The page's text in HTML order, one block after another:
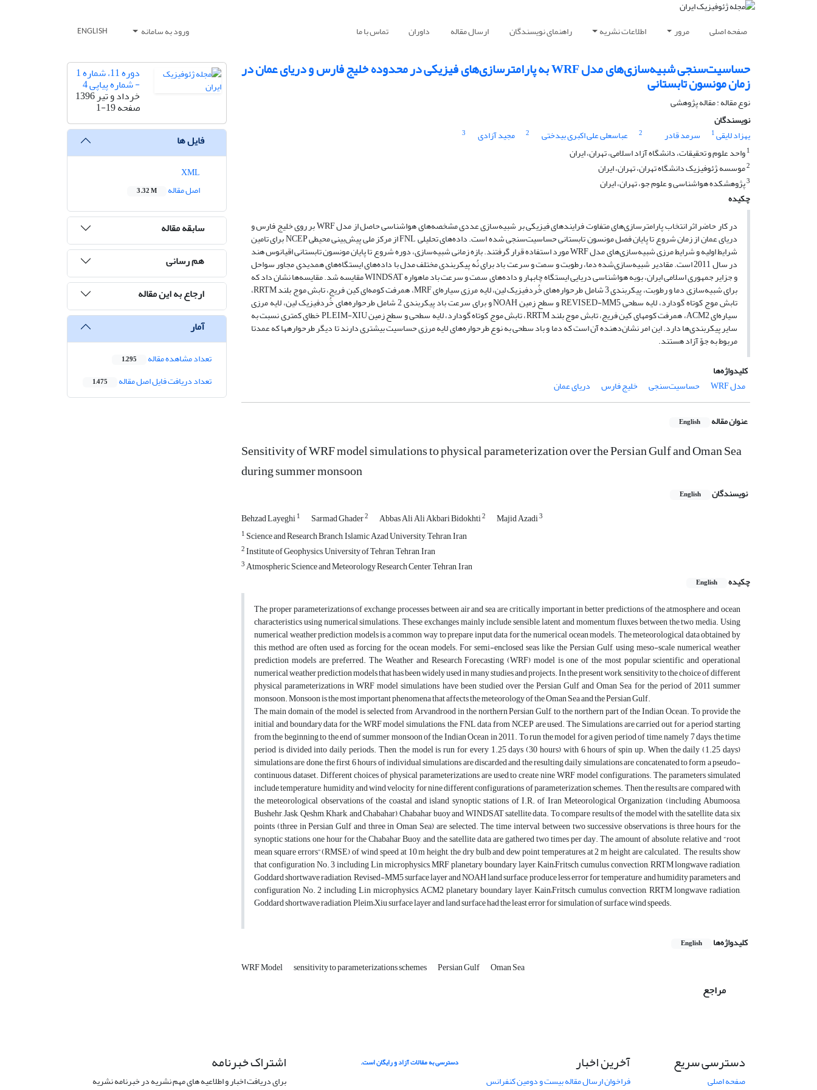
صفحه اصلی مرور اطلاعات نشریه راهنمای نویسندگان ارسال مقاله داوران تماس با ما ورود به سامانه ENGLISH
حساسیت‌سنجی شبیه‌سازی‌های مدل WRF به پارامترسازی‌های فیزیکی در محدوده خلیج فارس و دریای عمان در
زمان مونسون تابستانی
نوع مقاله : مقاله پژوهشی‌
نویسندگان
یهزاد لایقی1 سرمد قادر 2 عباسعلی علی اکبری بیدختی 2 مجید آزادی
3
1واحد علوم و تحقیقات، دانشگاه آزاد اسلامی، تهران، ایران
2موسسه ‍ژئوفیزیک دانشگاه تهران، تهران، ایران
3پژوهشکده هواشناسی و علوم جو، تهران، ایران
چکیده
در کار حاضر اثر انتخاب پارامترسازی‌های متفاوت فرایندهای فیزیکی بر شبیه‌سازی عددی مشخصه‌های هواشناسی حاصل از مدل WRF بر روی خلیج فارس و
دریای عمان از زمان شروع تا پایان فصل مونسون تابستانی حساسیت‌سنجی شده‌ است. داده‌های تحلیلی FNL از مرکز ملی پیش‌بینی محیطی NCEP برای تامین
شرایط اولیه و شرایط مرزی شبیه‌سازی‌های مدل WRF مورد استفاده قرار گرفتند. بازه زمانی شبیه‌سازی، دوره شروع تا پایان مونسون تابستانی اقیانوس هند
در سال 2011 است. مقادیر شبیه‌سازی‌شده دما، رطوبت و سمت و سرعت باد برای نُه پیکر‌بندی مختلف مدل با داده‌های ایستگاه‌های همدیدی مجاور سواحل
و جزایر جمهوری اسلامی ایران، بویه هواشناسی دریایی ایستگاه چابهار و داده‌های سمت و سرعت باد ماهواره WINDSAT مقایسه شد. مقایسه‌ها نشان داد که
برای شبیه‌سازی دما و رطوبت، پیکربندی 3 شامل طرحواره‌های خُردفیزیک لین، لایه مرزی سیاره‌ای MRF، همرفت کومه‌ای کین فریج، تابش موج بلند RRTM،
تابش موج کوتاه گودارد، لایه سطحی REVISED-MM5 و سطح زمین NOAH و برای سرعت باد پیکربندی 2 شامل طرحواره‌های خُردفیزیک لین، لایه مرزی
سیاره‌ای ACM2، همرفت کومه­ای کین فریج، تابش موج بلند RRTM، تابش موج کوتاه گودارد، لایه سطحی و سطح زمین PLEIM-XIU خطای کمتری نسبت به
سایر پیکربندی‌ها دارد. این امر نشان‌دهنده آن است که دما و باد سطحی به نوع طرحواره‌های لایه مرزی حساسیت بیشتری دارند تا دیگر طرحواره­ها که عمدتا
مربوط به جوّ آزاد هستند.
کلیدواژه‌ها
مدل WRF
حساسیت‌سنجی خلیج فارس دریای عمان
عنوان مقاله English
Sensitivity of WRF model simulations to physical parameterization over the Persian Gulf and Oman Sea
during summer monsoon
نویسندگان English
Behzad Layeghi1 Sarmad Ghader2 Abbas Ali Ali Akbari Bidokhti2 Majid Azadi3
1 Science and Research Branch, Islamic Azad University, Tehran, Iran
2Institute of Geophysics, University of Tehran, Tehran, Iran
3Atmospheric Science and Meteorology Research Center, Tehran, Iran
چکیده
English
The proper parameterizations of exchange processes between air and sea are critically important in better predictions of the atmosphere and ocean
characteristics using numerical simulations. These exchanges mainly include sensible, latent and momentum fluxes between the two media. Using
numerical weather prediction models is a common way to prepare input data for the numerical ocean models. The meteorological data obtained by
this method are often used as forcing for the ocean models. For semi-enclosed seas like the Persian Gulf, using meso-scale numerical weather
prediction models are preferred. The Weather and Research Forecasting (WRF) model is one of the most popular scientific and operational
numerical weather prediction models that has been widely used in many studies and projects. In the present work, sensitivity to the choice of different
physical parameterizations in WRF model simulations have been studied over the Persian Gulf and Oman Sea for the period of 2011 summer
monsoon. Monsoon is the most important phenomena that affects the meteorology of the Oman Sea and the Persian Gulf.
The main domain of the model is selected from Arvandrood in the northern Persian Gulf, to the northern part of the Indian Ocean. To provide the
initial and boundary data for the WRF model simulations, the FNL data from NCEP are used. The Simulations are carried out for a period starting
from the beginning to the end of summer monsoon of the Indian Ocean in 2011. To run the model for a given period of time, namely 7 days, the time
period is divided into daily periods. Then, the model is run for every 1.25 days (30 hours) with 6 hours of spin up. When the daily (1.25 days)
simulations are done, the first 6 hours of individual simulations are discarded and the resulting daily simulations are concatenated to form a pseudo-
continuous dataset. Different choices of physical parameterizations are used to create nine WRF model configurations. The parameters simulated
include temperature, humidity and wind velocity for nine different configurations of parameterization schemes. Then the results are compared with
the meteorological observations of the coastal and island synoptic stations of I.R. of Iran Meteorological Organization (including Abumoosa,
Bushehr, Jask, Qeshm, Khark, and Chabahar), Chabahar buoy and WINDSAT satellite data. To compare results of the model with the satellite data, six
points (three in Persian Gulf and three in Oman Sea) are selected. The time interval between two successive observations is three hours for the
synoptic stations, one hour for the Chabahar Buoy, and the satellite data are gathered two times per day. The amount of absolute, relative and “root
mean square errors” (RMSE) of wind speed at 10 m height, the dry bulb and dew point temperatures at 2 m height are calculated. The results show
that configuration No. 3 including Lin microphysics, MRF planetary boundary layer, Kain–Fritsch cumulus convection, RRTM longwave radiation,
Goddard shortwave radiation, Revised-MM5 surface layer and NOAH land surface produce less error for temperature and humidity parameters, and
configuration No. 2 including Lin microphysics, ACM2 planetary boundary layer, Kain–Fritsch cumulus convection, RRTM longwave radiation,
Goddard shortwave radiation, Pleim–Xiu surface layer and land surface had the least error for simulation of surface wind speeds.
کلیدواژه‌ها English
WRF Model sensitivity to parameterizations schemes Persian Gulf Oman Sea
مراجع
دوره 11، شماره 1
- شماره پیاپی 4
خرداد و تیر 1396
صفحه1-19
فایل ها
اصل مقاله
3.32 M
سابقه مقاله
هم رسانی
ارجاع به این مقاله
آمار
تعداد مشاهده مقاله 1,295
تعداد دریافت فایل اصل مقاله 1,475
دسترسی سریع
صفحه اصلی
آخرین اخبار
فراخوان ارسال مقاله بیست و دومین کنفرانس
دسترسی به مقالات آزاد و رایگان است. اشتراک خبرنامه
برای دریافت اخبار و اطلاعیه های مهم نشریه در خبرنامه نشریه